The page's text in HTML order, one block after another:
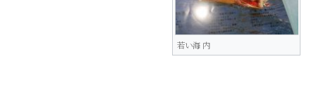
若い海 内